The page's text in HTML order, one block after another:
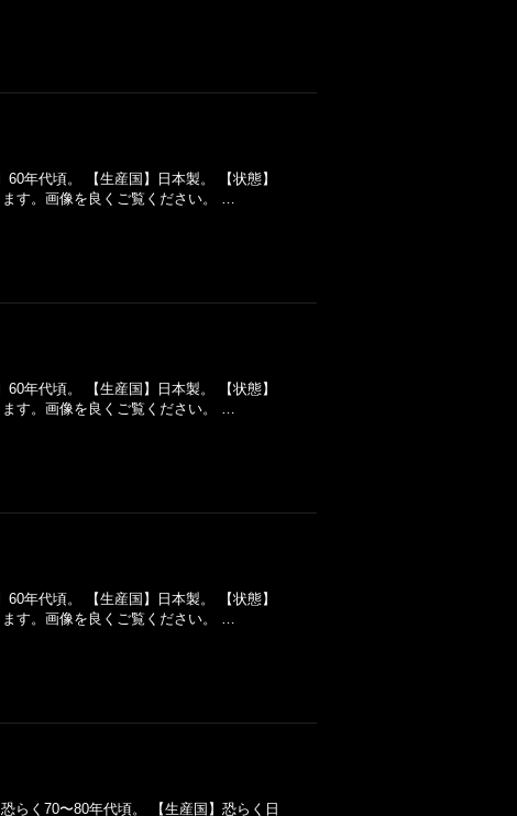
年代頃。 【生産国】日本製。 【状態】
す。画像を良くご覧ください。 …
年代頃。 【生産国】日本製。 【状態】
す。画像を良くご覧ください。 …
年代頃。 【生産国】日本製。 【状態】
す。画像を良くご覧ください。 …
らく70〜80年代頃。 【生産国】恐らく日